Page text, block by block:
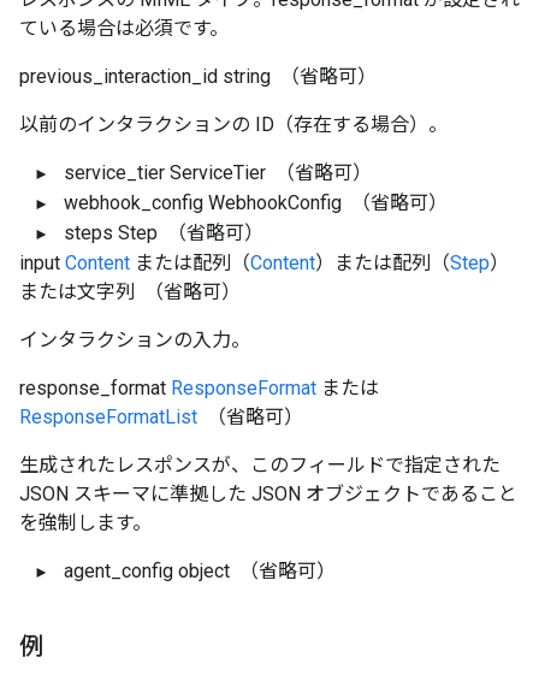
ている場合は必須です。
previous_interaction_id string （省略可）
以前のインタラクションの ID（存在する場合）。
service_tier ServiceTier
（省略可）
webhook_config WebhookConfig
（省略可）
steps Step
（省略可）
input Content または配列（Content）または配列（Step）
または文字列
（省略可）
インタラクションの入力。
response_format ResponseFormat または
ResponseFormatList
（省略可）
生成されたレスポンスが、このフィールドで指定された
JSON スキーマに準拠した JSON オブジェクトであること
を強制します。
agent_config object （省略可）
例